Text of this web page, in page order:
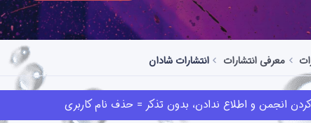
معرفی انتشارات انتشارات شادان
انجمن و اطلاع ندادن، بدون تذکر = حذف نام کاربری